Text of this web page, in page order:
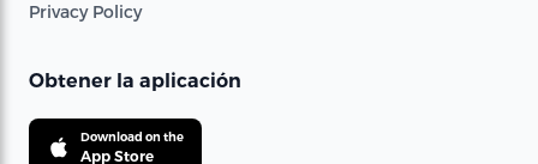
Privacy Policy
Obtener la aplicación
Download on the
App Store